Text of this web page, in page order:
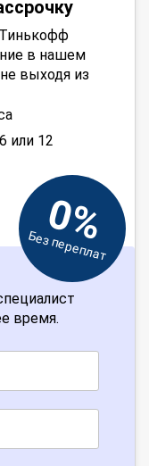
в нашем
выходя из
или 12
0%
Без переплат
время.